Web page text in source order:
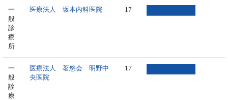
一
般
診
療
所
医療法人 坂本内科医院 17
一
般
診
療
医療法人 茗悠会 明野中
央医院
17